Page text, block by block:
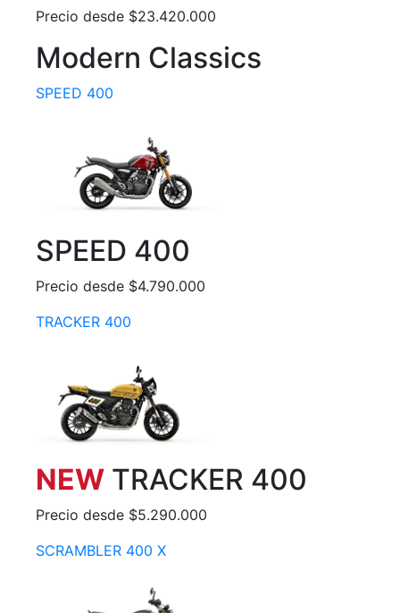
Precio desde $23.420.000
Modern Classics
SPEED 400
SPEED 400
Precio desde $4.790.000
TRACKER 400
NEW TRACKER 400
Precio desde $5.290.000
SCRAMBLER 400 X